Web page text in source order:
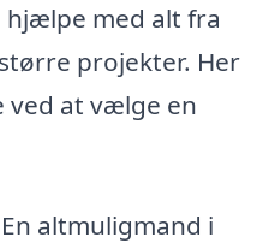
med alt fra
projekter. Her
ved at vælge en
En altmuligmand i